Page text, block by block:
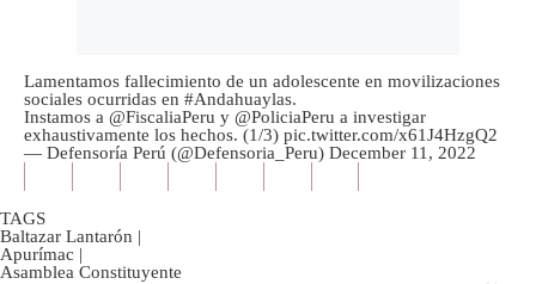
Lamentamos fallecimiento de un adolescente en movilizaciones
sociales ocurridas en #Andahuaylas.
Instamos a @FiscaliaPeru y @PoliciaPeru a investigar
exhaustivamente los hechos. (1/3) pic.twitter.com/x61J4HzgQ2
— Defensoría Perú (@Defensoria_Peru) December 11, 2022
TAGS
Baltazar Lantarón |
Apurímac |
Asamblea Constituyente